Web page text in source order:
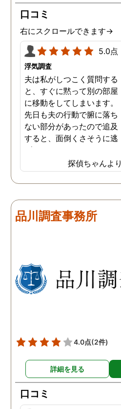
口コミ
右にスクロールできます→
5.0点
浮気調査
夫は私がしつこく質問する
と、すぐに黙って別の部屋
に移動をしてしまいます。
先日も夫の行動で腑に落ち
ない部分があったので追及
すると、面倒くさそうに逃
げてしまいました。そこで
探偵に夫の行動について調
査をしてもらうと、やはり
私の想像通り女と頻繁に会
た。さらに探偵が入手した
証拠から二人が肉体関係を
私が夫を疑うだけでは夫の
不倫の実態を知ることがで
きませんでしたので、真相
探偵ちゃんより
品川調査事務所
4.0点(2件)
詳細を見る
口コミ